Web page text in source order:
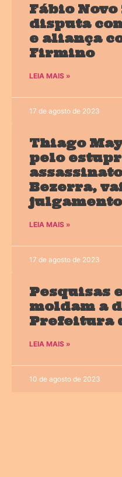
Fábio
disputa
e aliança
Firmino
LEIA MAIS »
17 de agosto de 2023
Thiago
pelo
Bezerra,
julgamento
LEIA MAIS »
17 de agosto de 2023
Pesquisas
moldam a
Prefeitura
LEIA MAIS »
10 de agosto de 2023